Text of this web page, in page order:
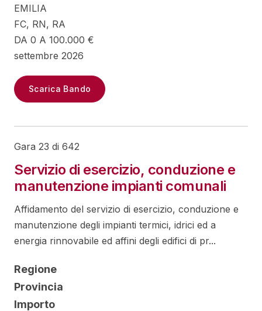
EMILIA
FC, RN, RA
DA 0 A 100.000 €
settembre 2026
Scarica Bando
Gara 23 di 642
Servizio di esercizio, conduzione e
manutenzione impianti comunali
Affidamento del servizio di esercizio, conduzione e
manutenzione degli impianti termici, idrici ed a
energia rinnovabile ed affini degli edifici di pr...
Regione
Provincia
Importo